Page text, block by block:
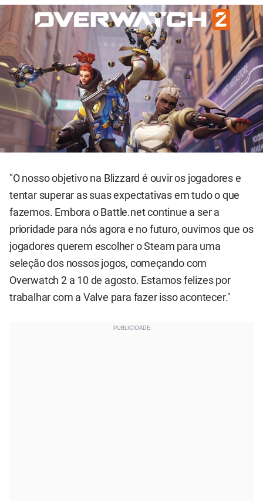
"O nosso objetivo na Blizzard é ouvir os jogadores e
tentar superar as suas expectativas em tudo o que
fazemos. Embora o Battle.net continue a ser a
prioridade para nós agora e no futuro, ouvimos que os
jogadores querem escolher o Steam para uma
seleção dos nossos jogos, começando com
Overwatch 2 a 10 de agosto. Estamos felizes por
trabalhar com a Valve para fazer isso acontecer."